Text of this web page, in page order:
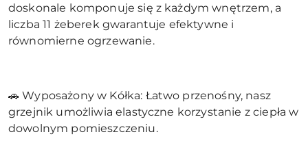
doskonale komponuje się z każdym wnętrzem, a
liczba 11 żeberek gwarantuje efektywne i
równomierne ogrzewanie.
🚗 Wyposażony w Kółka: Łatwo przenośny, nasz
grzejnik umożliwia elastyczne korzystanie z ciepła w
dowolnym pomieszczeniu.